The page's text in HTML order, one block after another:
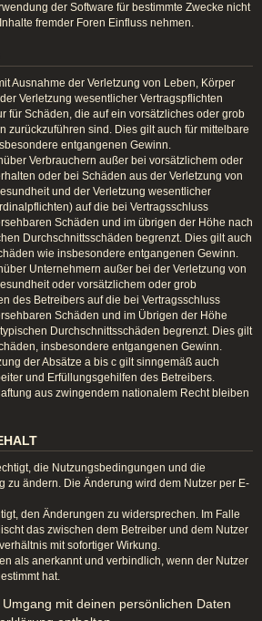
der Software für bestimmte Zwecke nicht
fremder Foren Einfluss nehmen.
Ausnahme der Verletzung von Leben, Körper
Verletzung wesentlicher Vertragspflichten
für Schäden, die auf ein vorsätzliches oder grob
zurückzuführen sind. Dies gilt auch für mittelbare
entgangenen Gewinn.
Verbrauchern außer bei vorsätzlichem oder
oder bei Schäden aus der Verletzung von
und der Verletzung wesentlicher
auf die bei Vertragsschluss
Schäden und im übrigen der Höhe nach
Durchschnittsschäden begrenzt. Dies gilt auch
wie insbesondere entgangenen Gewinn.
Unternehmern außer bei der Verletzung von
oder vorsätzlichem oder grob
des Betreibers auf die bei Vertragsschluss
Schäden und im Übrigen der Höhe
Durchschnittsschäden begrenzt. Dies gilt
insbesondere entgangenen Gewinn.
der Absätze a bis c gilt sinngemäß auch
und Erfüllungsgehilfen des Betreibers.
aus zwingendem nationalem Recht bleiben
die Nutzungsbedingungen und die
zu ändern. Die Änderung wird dem Nutzer per E-
den Änderungen zu widersprechen. Im Falle
das zwischen dem Betreiber und dem Nutzer
mit sofortiger Wirkung.
als anerkannt und verbindlich, wenn der Nutzer
hat.
mit deinen persönlichen Daten